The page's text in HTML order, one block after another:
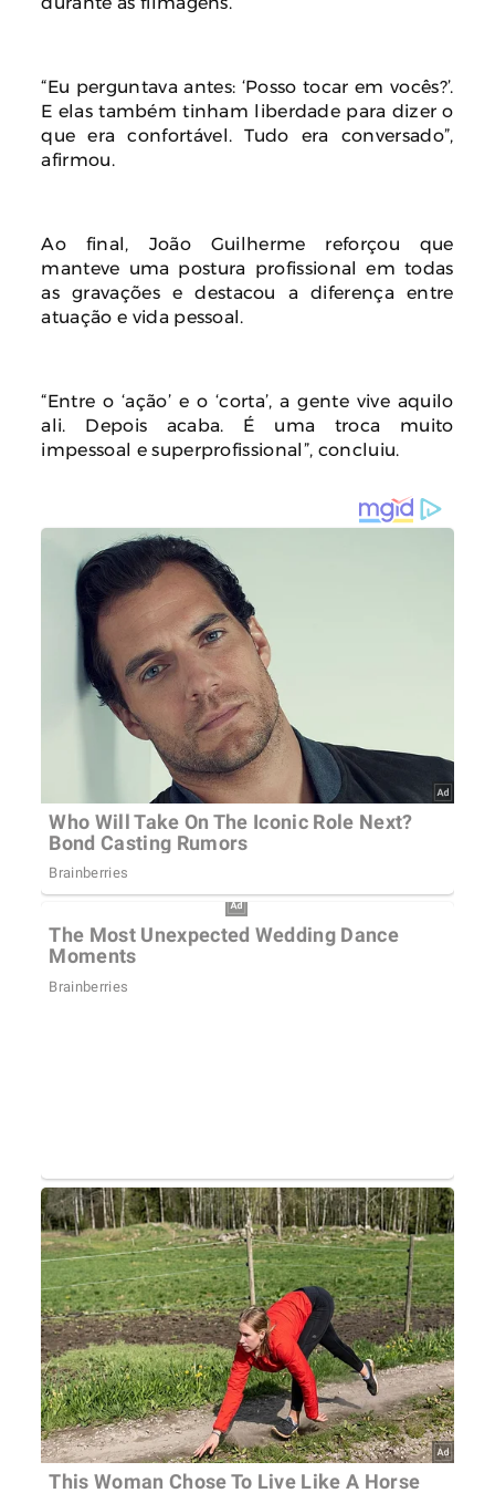
“Eu perguntava antes: ‘Posso tocar em vocês?’.
E elas também tinham liberdade para dizer o
que era confortável. Tudo era conversado”,
afirmou.
Ao final, João Guilherme reforçou que
manteve uma postura profissional em todas
as gravações e destacou a diferença entre
atuação e vida pessoal.
“Entre o ‘ação’ e o ‘corta’, a gente vive aquilo
ali. Depois acaba. É uma troca muito
impessoal e superprofissional”, concluiu.